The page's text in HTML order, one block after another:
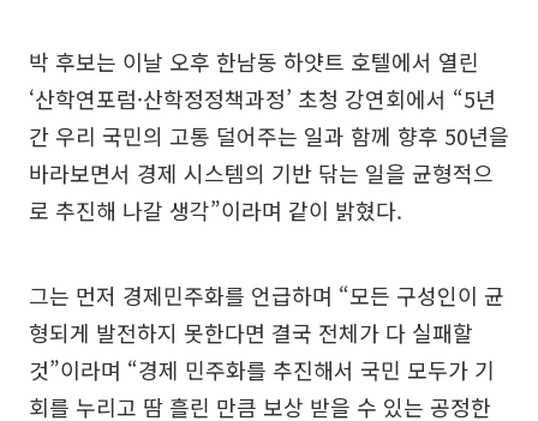
박 후보는 이날 오후 한남동 하얏트 호텔에서 열린
‘산학연포럼·산학정정책과정’ 초청 강연회에서 “5년
간 우리 국민의 고통 덜어주는 일과 함께 향후 50년을
바라보면서 경제 시스템의 기반 닦는 일을 균형적으
로 추진해 나갈 생각”이라며 같이 밝혔다.
그는 먼저 경제민주화를 언급하며 “모든 구성인이 균
형되게 발전하지 못한다면 결국 전체가 다 실패할
것”이라며 “경제 민주화를 추진해서 국민 모두가 기
회를 누리고 땀 흘린 만큼 보상 받을 수 있는 공정한